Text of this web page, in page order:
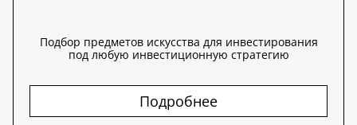
Подбор предметов искусства для инвестирования
под любую инвестиционную стратегию
Подробнее